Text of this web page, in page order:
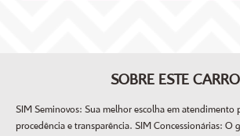
SOBRE ESTE CARRO
SIM Seminovos: Sua melhor escolha em atendimento
procedência e transparência. SIM Concessionárias: O